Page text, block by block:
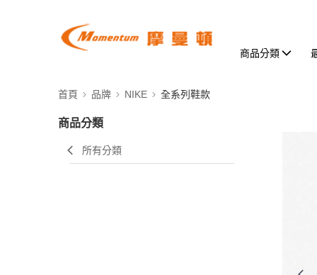
商品分類
首頁 品牌 NIKE 全系列鞋款
商品分類
所有分類